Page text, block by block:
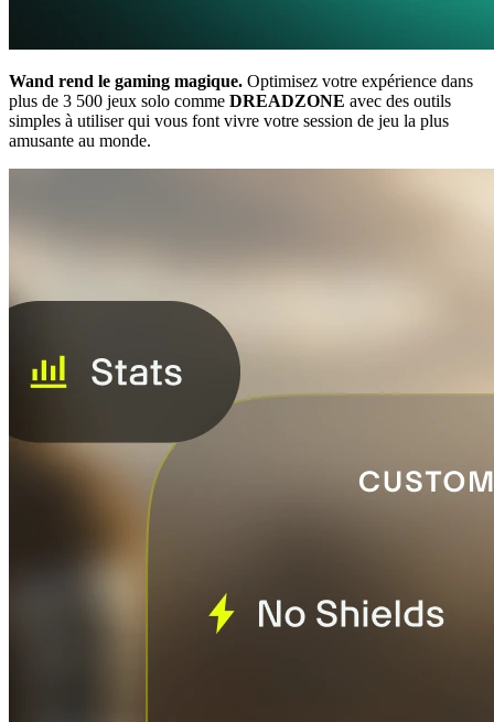
Wand rend le gaming magique. Optimisez votre expérience dans
plus de 3 500 jeux solo comme DREADZONE avec des outils
simples à utiliser qui vous font vivre votre session de jeu la plus
amusante au monde.